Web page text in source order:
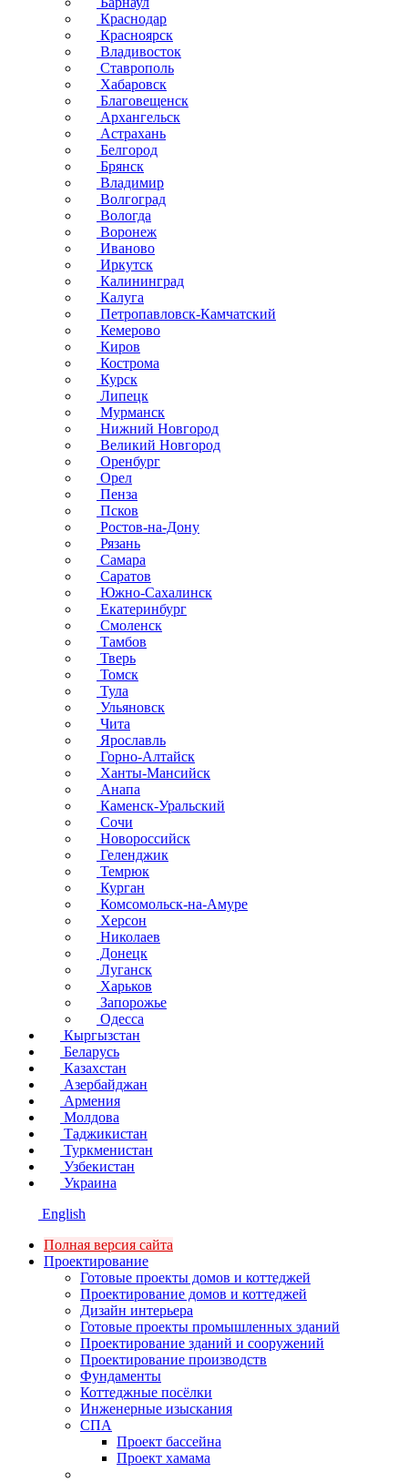
Краснодар
Красноярск
Владивосток
Ставрополь
Хабаровск
Благовещенск
Архангельск
Астрахань
Белгород
Брянск
Владимир
Волгоград
Вологда
Воронеж
Иваново
Иркутск
Калининград
Калуга
Петропавловск-Камчатский
Кемерово
Киров
Кострома
Курск
Липецк
Мурманск
Нижний Новгород
Великий Новгород
Оренбург
Орел
Пенза
Псков
Ростов-на-Дону
Рязань
Самара
Саратов
Южно-Сахалинск
Екатеринбург
Смоленск
Тамбов
Тверь
Томск
Тула
Ульяновск
Чита
Ярославль
Горно-Алтайск
Ханты-Мансийск
Анапа
Каменск-Уральский
Сочи
Новороссийск
Геленджик
Темрюк
Курган
Комсомольск-на-Амуре
Херсон
Николаев
Донецк
Луганск
Харьков
Запорожье
Одесса
Кыргызстан
Беларусь
Казахстан
Азербайджан
Армения
Молдова
Таджикистан
Туркменистан
Узбекистан
Украина
English
Полная версия сайта
Проектирование
Готовые проекты домов и коттеджей
Проектирование домов и коттеджей
Дизайн интерьера
Готовые проекты промышленных зданий
Проектирование зданий и сооружений
Проектирование производств
Фундаменты
Коттеджные посёлки
Инженерные изыскания
СПА
Проект бассейна
Проект хамама